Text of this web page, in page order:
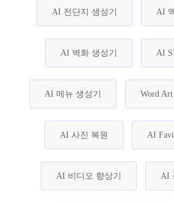
AI 전단지 생성기 AI
AI 벽화 생성기 AI
AI 메뉴 생성기 Word Art
AI 사진 복원 AI
AI 비디오 향상기 AI